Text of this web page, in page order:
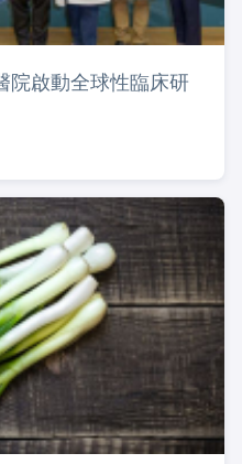
院啟動全球性臨床研